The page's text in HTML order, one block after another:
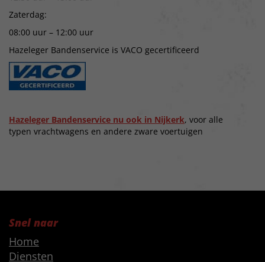
Zaterdag:
08:00 uur – 12:00 uur
Hazeleger Bandenservice is VACO gecertificeerd
Hazeleger Bandenservice nu ook in Nijkerk, voor alle
typen vrachtwagens en andere zware voertuigen
Snel naar
Home
Diensten